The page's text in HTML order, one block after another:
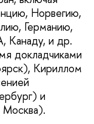
Норвегию,
Германию,
Канаду, и др.
докладчиками
Кириллом
и